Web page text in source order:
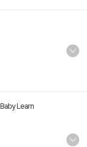
Baby Learn